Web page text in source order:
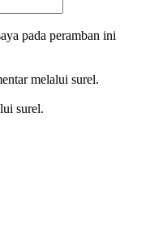
pada peramban ini
melalui surel.
surel.